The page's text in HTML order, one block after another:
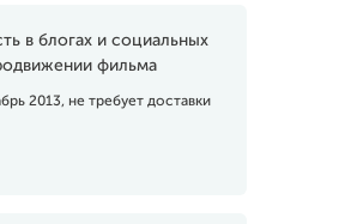
в блогах и социальных
фильма
2013, не требует доставки